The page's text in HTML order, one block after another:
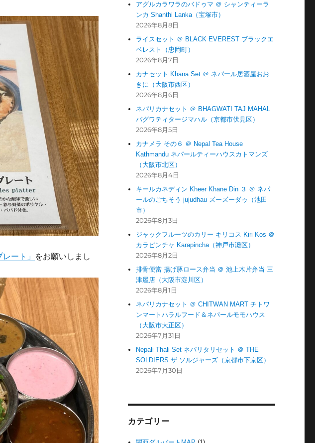
ート」
をお願いしまし
アグルカラワラのバドゥマ ＠ シャンティーラ
ンカ Shanthi Lanka（宝塚市）
2026年8月8日
ライスセット ＠ BLACK EVEREST ブラックエ
ベレスト（忠岡町）
2026年8月7日
カナセット Khana Set ＠ ネパール居酒屋おお
きに（大阪市西区）
2026年8月6日
ネパリカナセット ＠ BHAGWATI TAJ MAHAL
バグワティタージマハル（京都市伏見区）
2026年8月5日
カナメラ その６ ＠ Nepal Tea House
Kathmandu ネパールティーハウスカトマンズ
（大阪市北区）
2026年8月4日
キールカネディン Kheer Khane Din ３ ＠ ネパ
ールのごちそう jujudhau ズーズーダゥ（池田
市）
2026年8月3日
ジャックフルーツのカリー キリコス Kiri Kos ＠
カラピンチャ Karapincha（神戸市灘区）
2026年8月2日
排骨便當 揚げ豚ロース弁当 ＠ 池上木片弁当 三
津屋店（大阪市淀川区）
2026年8月1日
ネパリカナセット ＠ CHITWAN MART チトワ
ンマートハラルフード＆ネパールモモハウス
（大阪市大正区）
2026年7月31日
Nepali Thali Set ネパリタリセット ＠ THE
SOLDIERS ザ ソルジャーズ（京都市下京区）
2026年7月30日
カテゴリー